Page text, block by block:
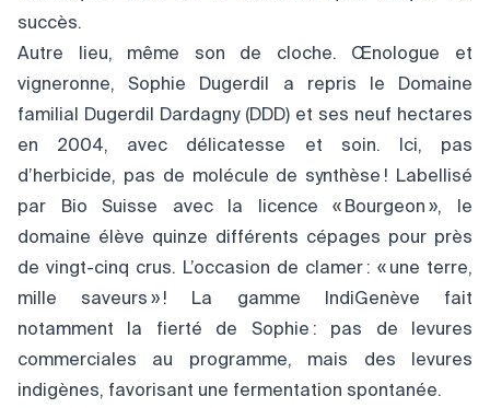
succès.
Autre lieu, même son de cloche. Œnologue et
vigneronne, Sophie Dugerdil a repris le Domaine
familial Dugerdil Dardagny (DDD) et ses neuf hectares
en 2004, avec délicatesse et soin. Ici, pas
d’herbicide, pas de molécule de synthèse ! Labellisé
par Bio Suisse avec la licence « Bourgeon », le
domaine élève quinze différents cépages pour près
de vingt-cinq crus. L’occasion de clamer : « une terre,
mille saveurs » ! La gamme IndiGenève fait
notamment la fierté de Sophie : pas de levures
commerciales au programme, mais des levures
indigènes, favorisant une fermentation spontanée.